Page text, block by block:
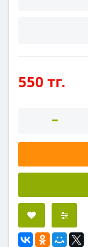
550 тг.